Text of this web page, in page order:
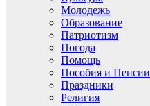
Молодежь
Образование
Патриотизм
Погода
Помощь
Пособия и Пенсии
Праздники
Религия